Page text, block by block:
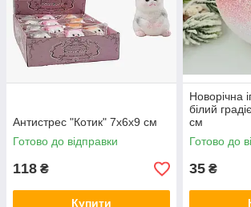
Антистрес "Котик" 7х6х9 см
Готово до відправки
118 ₴
Купити
Новорічна
білий
см
Готово до
35 ₴